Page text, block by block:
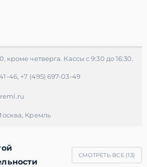
кроме четверга. Кассы с 9:30 до 16:30.
46, +7 (495) 697-03-49
Кремль
СМОТРЕТЬ ВСЕ (13)